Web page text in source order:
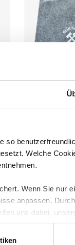
so
Welche
Wenn Sie nur
anpassen.
uns dabei,
Sie jederzeit mit
Filztasche
6,99 €